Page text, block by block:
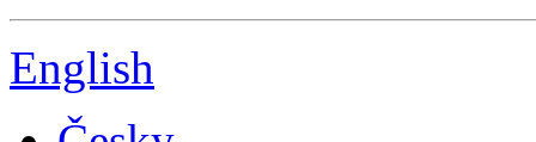
English